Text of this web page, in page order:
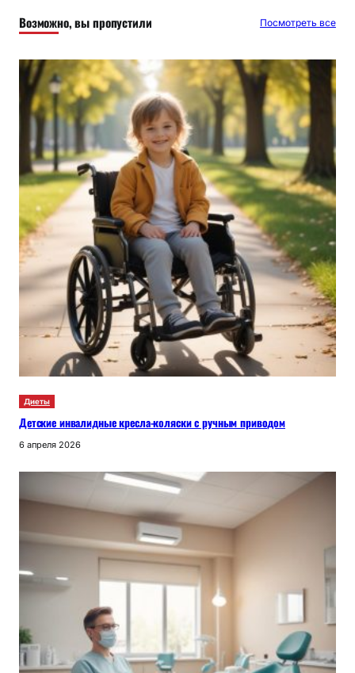
Возможно, вы пропустили Посмотреть все
Диеты
Детские инвалидные кресла-коляски с ручным приводом
6 апреля 2026